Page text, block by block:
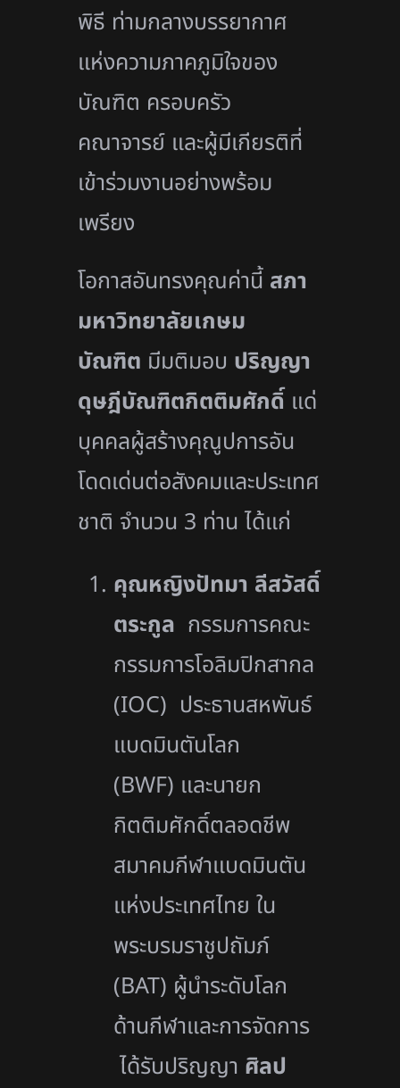
พิธี ท่ามกลางบรรยากาศ
แห่งความภาคภูมิใจของ
บัณฑิต ครอบครัว
คณาจารย์ และผู้มีเกียรติที่
เข้าร่วมงานอย่างพร้อม
เพรียง
โอกาสอันทรงคุณค่านี้ สภา
มหาวิทยาลัยเกษม
บัณฑิต มีมติมอบ ปริญญา
ดุษฎีบัณฑิตกิตติมศักดิ์ แด่
บุคคลผู้สร้างคุณูปการอัน
โดดเด่นต่อสังคมและประเทศ
ชาติ จำนวน 3 ท่าน ได้แก่
คุณหญิงปัทมา ลีสวัสดิ์
ตระกูล กรรมการคณะ
กรรมการโอลิมปิกสากล
(IOC) ประธานสหพันธ์
แบดมินตันโลก
(BWF) และนายก
กิตติมศักดิ์ตลอดชีพ
สมาคมกีฬาแบดมินตัน
แห่งประเทศไทย ใน
พระบรมราชูปถัมภ์
(BAT) ผู้นำระดับโลก
ด้านกีฬาและการจัดการ
ได้รับปริญญา ศิลป